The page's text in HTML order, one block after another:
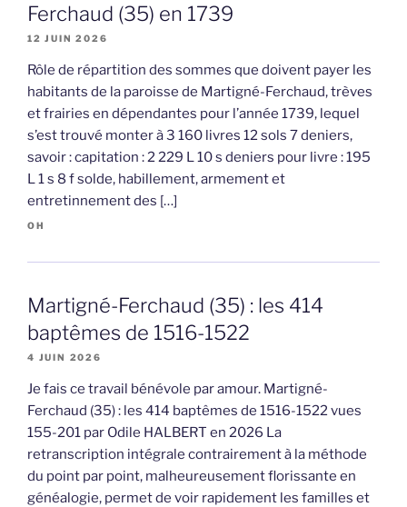
Ferchaud (35) en 1739
12 JUIN 2026
Rôle de répartition des sommes que doivent payer les
habitants de la paroisse de Martigné-Ferchaud, trèves
et frairies en dépendantes pour l’année 1739, lequel
s’est trouvé monter à 3 160 livres 12 sols 7 deniers,
savoir : capitation : 2 229 L 10 s deniers pour livre : 195
L 1 s 8 f solde, habillement, armement et
entretinnement des […]
OH
Martigné-Ferchaud (35) : les 414
baptêmes de 1516-1522
4 JUIN 2026
Je fais ce travail bénévole par amour. Martigné-
Ferchaud (35) : les 414 baptêmes de 1516-1522 vues
155-201 par Odile HALBERT en 2026 La
retranscription intégrale contrairement à la méthode
du point par point, malheureusement florissante en
généalogie, permet de voir rapidement les familles et